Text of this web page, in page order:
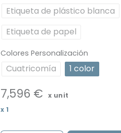
Etiqueta de plástico blanca
Etiqueta de papel
Colores Personalización
Cuatricomía 1 color
7,596 €
x unit
x 1